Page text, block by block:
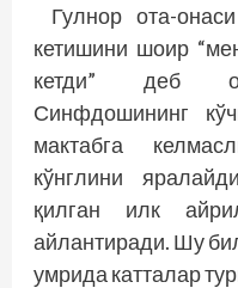
Гулнор ота-
кетишини шоир
кетди” деб
Синфдошининг
мактабга
кўнглини
қилган илк
айлантиради. Шу
умрида катталар